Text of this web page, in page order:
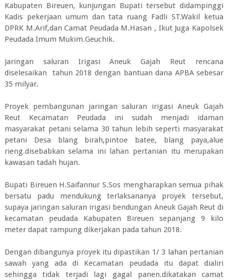
Kabupaten Bireuen, kunjungan Bupati tersebut didampinggi
Kadis pekerjaan umum dan tata ruang Fadli ST.Wakil ketua
DPRK M.Arif,dan Camat Peudada M.Hasan , Ikut Juga Kapolsek
Peudada Imum Mukim.Geuchik.
Jaringan saluran Irigasi Aneuk Gajah Reut rencana
diselesaikan tahun 2018 dengan bantuan dana APBA sebesar
35 milyar.
Proyek pembangunan jaringan saluran irigasi Aneuk Gajah
Reut Kecamatan Peudada ini sudah menjadi idaman
masyarakat petani selama 30 tahun lebih seperti masyarakat
petani Desa blang birah,pintoe batee, blang paya,alue
rieng.disebabkan selama ini lahan pertanian itu merupakan
kawasan tadah hujan.
Bupati Bireuen H.Saifannur S.Sos mengharapkan semua pihak
bersatu padu mendukung terlaksananya proyek tersebut,
supaya jaringan saluran irigasi bendungan Aneuk Gajah Reut di
kecamatan peudada Kabupaten Bireuen sepanjang 9 kilo
meter dapat rampung dikerjakan pada tahun 2018.
Dengan dibangunya proyek itu dipastikan 1/ 3 lahan pertanian
sawah yang ada di Kecamatan peudada itu dapat dialiri
sehingga tidak terjadi lagi gagal panen.dikatakan camat